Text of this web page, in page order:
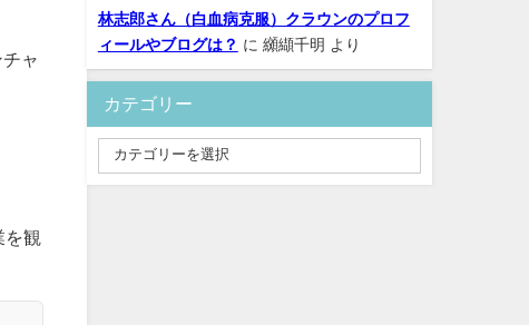
ャ
を観
林志郎さん（白血病克服）クラウンのプロフ
ィールやブログは？ に 纐纈千明 より
カテゴリー